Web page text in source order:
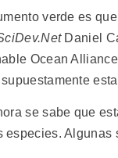
verde es
Daniel
Ocean
se sabe que
especies. Algunas